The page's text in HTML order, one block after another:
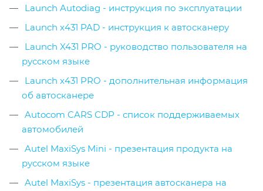
Launch Autodiag - инструкция по эксплуатации
Launch x431 PAD - инструкция к автосканеру
Launch X431 PRO - руководство пользователя на
русском языке
Launch x431 PRO - дополнительная информация
об автосканере
Autocom CARS CDP - список поддерживаемых
автомобилей
Autel MaxiSys Mini - презентация продукта на
русском языке
Autel MaxiSys - презентация автосканера на